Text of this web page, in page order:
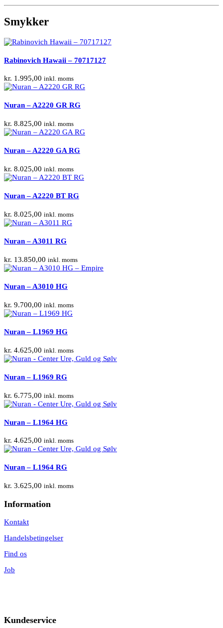
Smykker
Rabinovich Hawaii – 70717127
kr. 1.995,00 inkl. moms
Nuran – A2220 GR RG
kr. 8.825,00 inkl. moms
Nuran – A2220 GA RG
kr. 8.025,00 inkl. moms
Nuran – A2220 BT RG
kr. 8.025,00 inkl. moms
Nuran – A3011 RG
kr. 13.850,00 inkl. moms
Nuran – A3010 HG
kr. 9.700,00 inkl. moms
Nuran – L1969 HG
kr. 4.625,00 inkl. moms
Nuran – L1969 RG
kr. 6.775,00 inkl. moms
Nuran – L1964 HG
kr. 4.625,00 inkl. moms
Nuran – L1964 RG
kr. 3.625,00 inkl. moms
Information
Kontakt
Handelsbetingelser
Find os
Job
Kundeservice